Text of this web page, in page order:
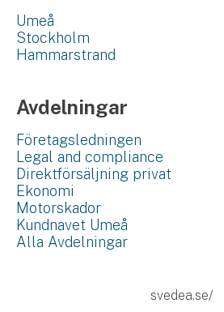
Umeå
Stockholm
Hammarstrand
Avdelningar
Företagsledningen
Legal and compliance
Direktförsäljning privat
Ekonomi
Motorskador
Kundnavet Umeå
Alla Avdelningar
svedea.se/